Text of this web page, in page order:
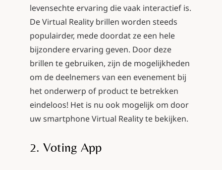
levensechte ervaring die vaak interactief is.
De Virtual Reality brillen worden steeds
populairder, mede doordat ze een hele
bijzondere ervaring geven. Door deze
brillen te gebruiken, zijn de mogelijkheden
om de deelnemers van een evenement bij
het onderwerp of product te betrekken
eindeloos! Het is nu ook mogelijk om door
uw smartphone Virtual Reality te bekijken.
2. Voting App